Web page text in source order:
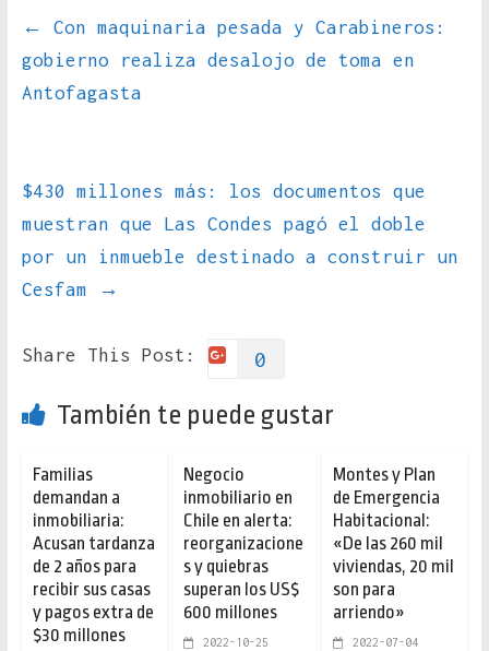
←
Con maquinaria pesada y Carabineros:
gobierno realiza desalojo de toma en
Antofagasta
$430 millones más: los documentos que
muestran que Las Condes pagó el doble
por un inmueble destinado a construir un
Cesfam
→
Share This Post: 0
También te puede gustar
Familias
demandan a
inmobiliaria:
Acusan tardanza
de 2 años para
recibir sus casas
y pagos extra de
$30 millones
Negocio
inmobiliario en
Chile en alerta:
reorganizacione
s y quiebras
superan los US$
600 millones
2022-10-25
Montes y Plan
de Emergencia
Habitacional:
«De las 260 mil
viviendas, 20 mil
son para
arriendo»
2022-07-04